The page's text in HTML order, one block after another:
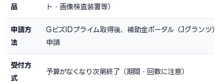
品
ト・画像検査装置等）
申請方
法
GビズIDプライム取得後、補助金ポータル（Jグランツ
申請
受付方
式
予算がなくなり次第終了（期間・回数に注意）